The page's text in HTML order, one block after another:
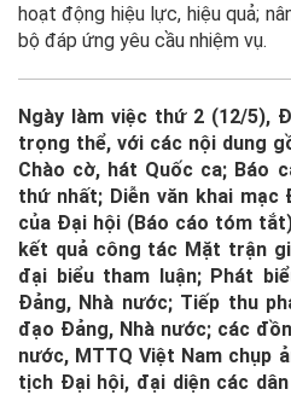
hoạt động hiệu lực, hiệu quả;
bộ đáp ứng yêu cầu nhiệm vụ.
Ngày làm việc thứ 2 (12/5),
trọng thể, với các nội dung
Chào cờ, hát Quốc ca; Báo
thứ nhất; Diễn văn khai
của Đại hội (Báo cáo tóm
kết quả công tác Mặt trận
đại biểu tham luận; Phát
Đảng, Nhà nước; Tiếp thu
đạo Đảng, Nhà nước; các
nước, MTTQ Việt Nam chụp
tịch Đại hội, đại diện các